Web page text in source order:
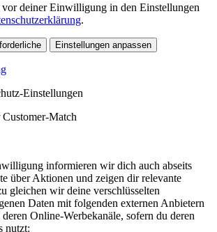
deiner Einwilligung in den Einstellungen
.
Einstellungen anpassen
Einstellungen
Match
informieren wir dich auch abseits
über Aktionen und zeigen dir relevante
gleichen wir deine verschlüsselten
Daten mit folgenden externen Anbietern
Online-Werbekanäle, sofern du deren
nutzt: